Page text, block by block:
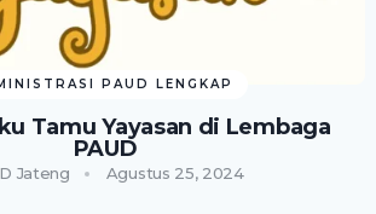
PAUD LENGKAP
Tamu Yayasan di Lembaga
PAUD
Jateng Agustus 25, 2024